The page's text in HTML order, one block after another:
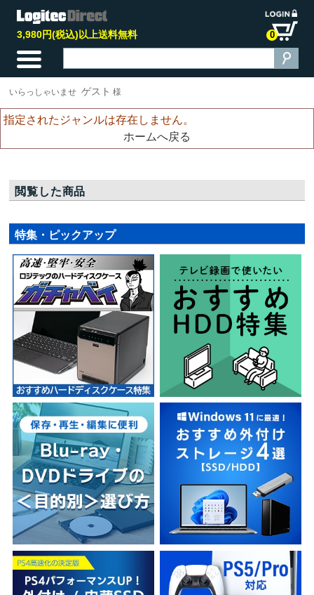
3,980円(税込)以上送料無料 0
いらっしゃいませ ゲスト 様
指定されたジャンルは存在しません。
ホームへ戻る
閲覧した商品
特集・ピックアップ